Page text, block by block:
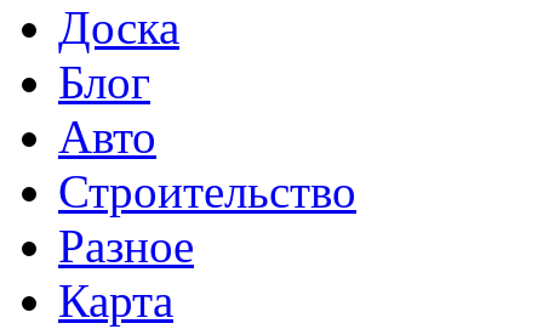
Доска
Блог
Авто
Строительство
Разное
Карта